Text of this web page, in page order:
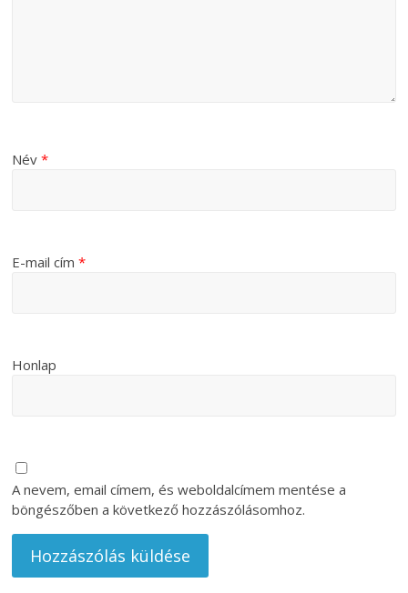
Név*
E-mail cím*
Honlap
A nevem, email címem, és weboldalcímem mentése a
böngészőben a következő hozzászólásomhoz.